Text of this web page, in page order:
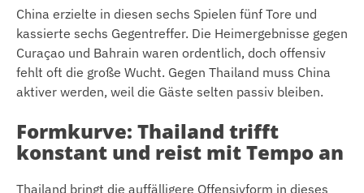
China erzielte in diesen sechs Spielen fünf Tore und
kassierte sechs Gegentreffer. Die Heimergebnisse gegen
Curaçao und Bahrain waren ordentlich, doch offensiv
fehlt oft die große Wucht. Gegen Thailand muss China
aktiver werden, weil die Gäste selten passiv bleiben.
Formkurve: Thailand trifft
konstant und reist mit Tempo an
Thailand bringt die auffälligere Offensivform in dieses